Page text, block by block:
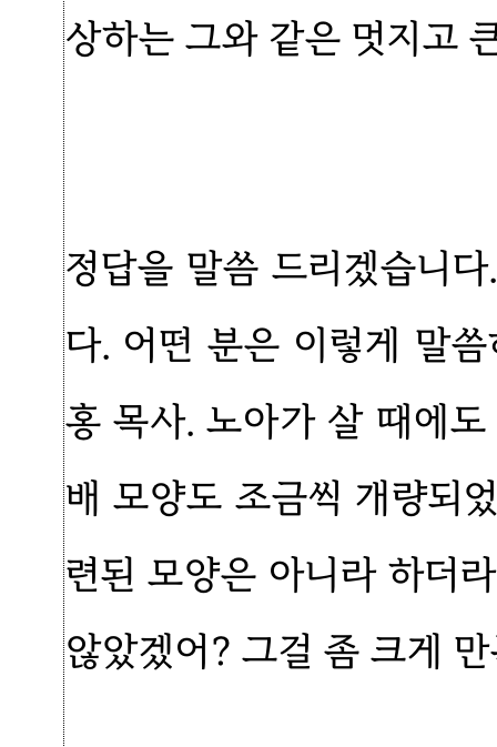
상하는 그와 같은 멋지고
정답을 말씀 드리겠습니
다. 어떤 분은 이렇게 말
홍 목사. 노아가 살 때에
배 모양도 조금씩 개량되
련된 모양은 아니라 하더
않았겠어? 그걸 좀 크게